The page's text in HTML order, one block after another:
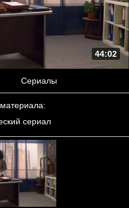
44:02
Сериалы
:
сериал